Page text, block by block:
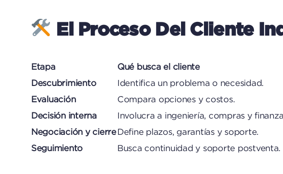
El Proceso Del Cliente
Etapa Qué busca el cliente
Descubrimiento
Identifica un problema o necesidad.
Evaluación
Compara opciones y costos.
Decisión interna
Involucra a ingeniería, compras y
Negociación y cierreDefine plazos, garantías y soporte.
Seguimiento
Busca continuidad y soporte postventa.